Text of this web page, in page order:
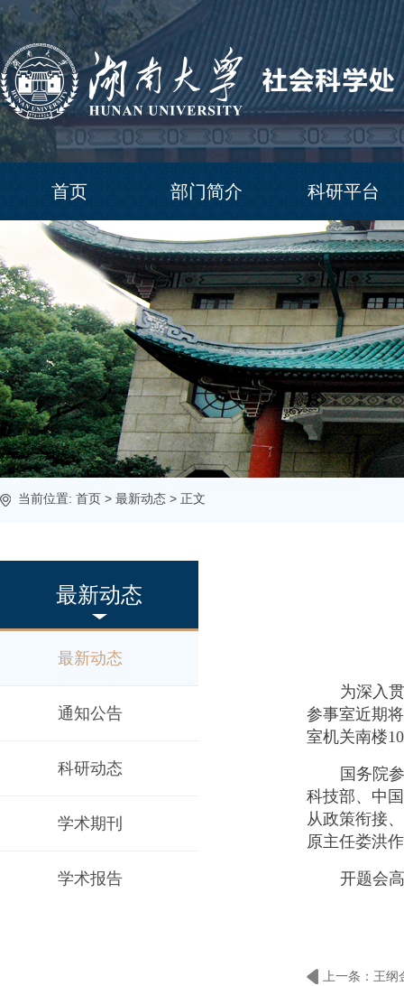
首页 部门简介 科研平台
当前位置: 首页 > 最新动态 > 正文
最新动态
最新动态
通知公告
科研动态
学术期刊
学术报告
为深入
参事室近期
室机关南楼
国务院
科技部、中
从政策衔接
原主任娄洪
开题会
上一条：王纲